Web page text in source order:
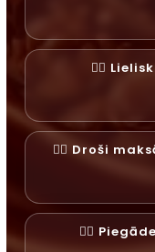
✓⃝
✓⃝ Droši
✓⃝